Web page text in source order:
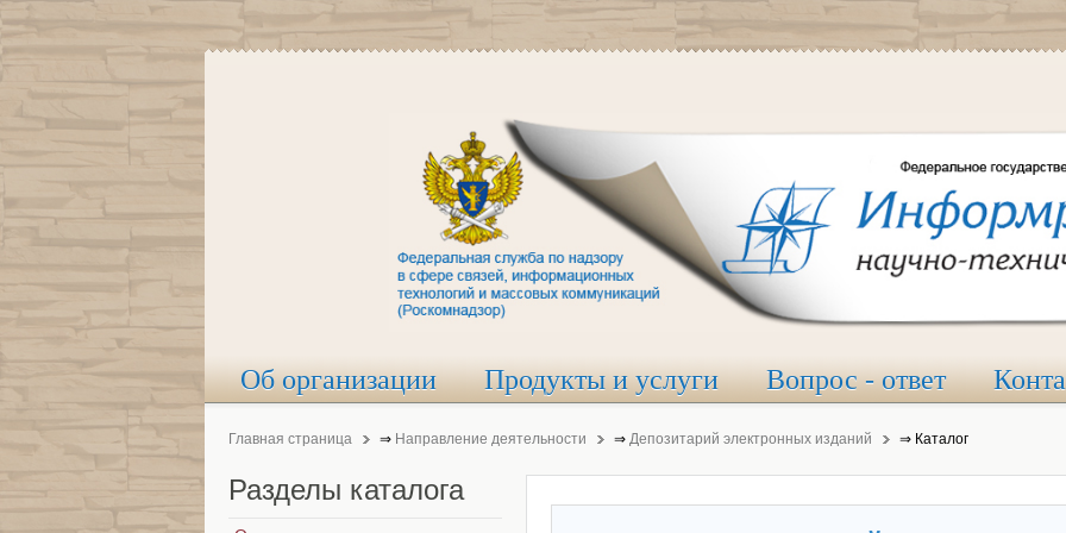
Об организации Продукты и услуги Вопрос - ответ
Главная страница ⇒ Направление деятельности ⇒ Депозитарий электронных изданий ⇒ Каталог
Разделы каталога